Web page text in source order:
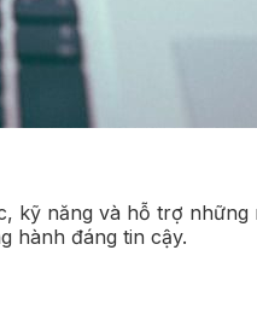
kỹ năng và hỗ trợ
hành đáng tin cậy.